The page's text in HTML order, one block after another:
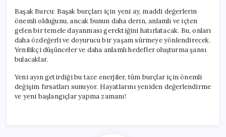
Başak Burcu: Başak burçları için yeni ay, maddi değerlerin
önemli olduğunu, ancak bunun daha derin, anlamlı ve içten
gelen bir temele dayanması gerektiğini hatırlatacak. Bu, onları
daha özdeğerli ve doyurucu bir yaşam sürmeye yönlendirecek.
Yenilikçi düşünceler ve daha anlamlı hedefler oluşturma şansı
bulacaklar.
Yeni ayın getirdiği bu taze enerjiler, tüm burçlar için önemli
değişim fırsatları sunuyor. Hayatlarını yeniden değerlendirme
ve yeni başlangıçlar yapma zamanı!